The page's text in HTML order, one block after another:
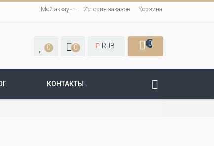
Мой аккаунт История заказов Корзина
0 0 ₽ RUB 0
КОНТАКТЫ